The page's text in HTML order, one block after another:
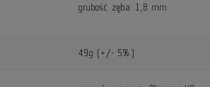
grubość zęba: 1,8 mm
49g (+/- 5%)